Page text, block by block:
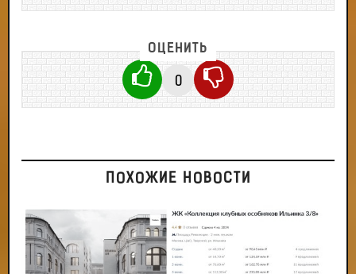
ОЦЕНИТЬ
0
ПОХОЖИЕ НОВОСТИ